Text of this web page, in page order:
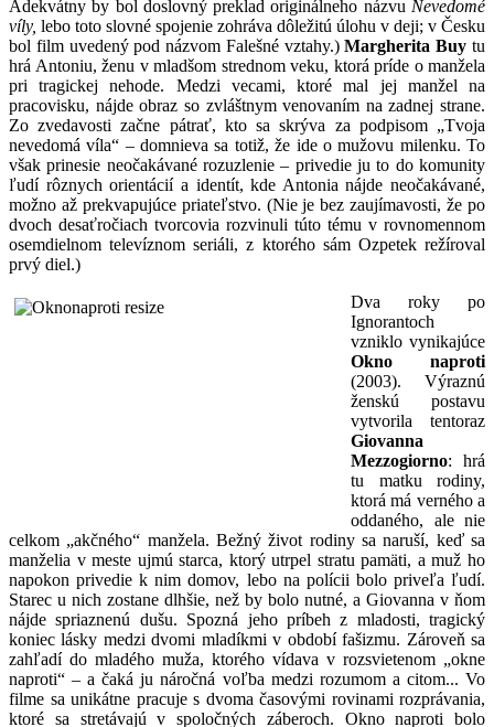
Adekvátny by bol doslovný preklad originálneho názvu Nevedomé
víly, lebo toto slovné spojenie zohráva dôležitú úlohu v deji; v Česku
bol film uvedený pod názvom Falešné vztahy.)Margherita Buy tu
hrá Antoniu, ženu v mladšom strednom veku, ktorá príde o manžela
pri tragickej nehode. Medzi vecami, ktoré mal jej manžel na
pracovisku, nájde obraz so zvláštnym venovaním na zadnej strane.
Zo zvedavosti začne pátrať, kto sa skrýva za podpisom „Tvoja
nevedomá víla“ – domnieva sa totiž, že ide o mužovu milenku. To
však prinesie neočakávané rozuzlenie – privedie ju to do komunity
ľudí rôznych orientácií a identít, kde Antonia nájde neočakávané,
možno až prekvapujúce priateľstvo. (Nie je bez zaujímavosti, že po
dvoch desaťročiach tvorcovia rozvinuli túto tému v rovnomennom
osemdielnom televíznom seriáli, z ktorého sám Ozpetek režíroval
prvý diel.)
Dva roky po
Ignorantoch
vzniklo vynikajúce
Okno naproti
(2003). Výraznú
ženskú postavu
vytvorila tentoraz
Giovanna
Mezzogiorno: hrá
tu matku rodiny,
ktorá má verného a
oddaného, ale nie
celkom „akčného“ manžela. Bežný život rodiny sa naruší, keď sa
manželia v meste ujmú starca, ktorý utrpel stratu pamäti, a muž ho
napokon privedie k nim domov, lebo na polícii bolo priveľa ľudí.
Starec u nich zostane dlhšie, než by bolo nutné, a Giovanna v ňom
nájde spriaznenú dušu. Spozná jeho príbeh z mladosti, tragický
koniec lásky medzi dvomi mladíkmi v období fašizmu. Zároveň sa
zahľadí do mladého muža, ktorého vídava v rozsvietenom „okne
naproti“ – a čaká ju náročná voľba medzi rozumom a citom... Vo
filme sa unikátne pracuje s dvoma časovými rovinami rozprávania,
ktoré sa stretávajú v spoločných záberoch. Okno naproti bolo